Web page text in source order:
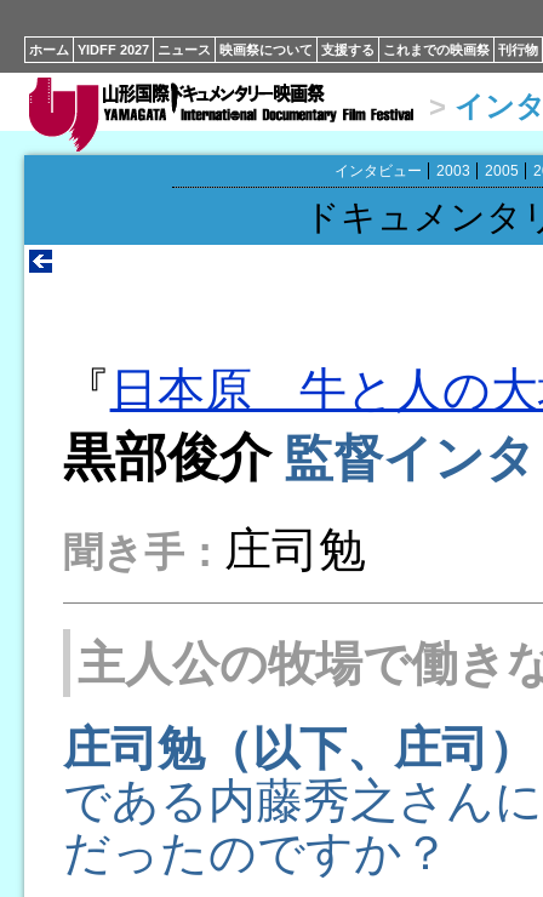
ホーム YIDFF 2027 ニュース 映画祭について 支援する これまでの映画祭 刊行物
> イン
インタビュー 2003 2005
ドキュメン
『 日本原 牛と人の
黒部俊介監督イン
聞き手： 庄司勉
主人公の牧場で働き
庄司勉（以下、庄司
である内藤秀之さん
だったのですか？